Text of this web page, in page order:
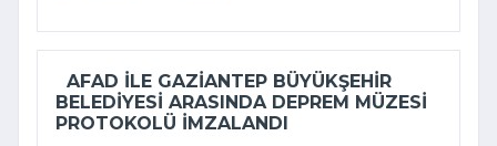
AFAD ILE GAZIANTEP BÜYÜKŞEHIR
BELEDIYESI ARASINDA DEPREM MÜZESI
PROTOKOLÜ IMZALANDI